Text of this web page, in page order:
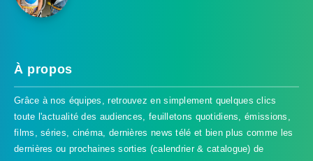
À propos
Grâce à nos équipes, retrouvez en simplement quelques clics
toute l'actualité des audiences, feuilletons quotidiens, émissions,
films, séries, cinéma, dernières news télé et bien plus comme les
dernières ou prochaines sorties (calendrier & catalogue) de